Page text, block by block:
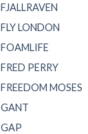
FJALLRAVEN
FLY LONDON
FOAMLIFE
FRED PERRY
FREEDOM MOSES
GANT
GAP